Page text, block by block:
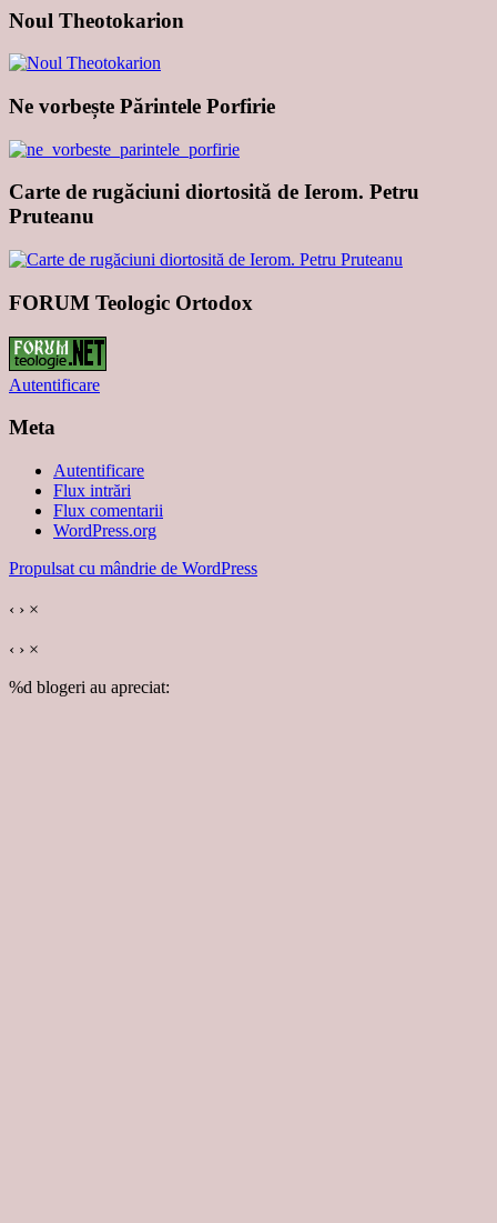
Noul Theotokarion
Ne vorbește Părintele Porfirie
Carte de rugăciuni diortosită de Ierom. Petru
Pruteanu
FORUM Teologic Ortodox
Autentificare
Meta
Autentificare
Flux intrări
Flux comentarii
WordPress.org
Propulsat cu mândrie de WordPress
‹ › ×
‹ › ×
%d blogeri au apreciat: